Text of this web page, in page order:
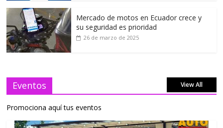
Mercado de motos en Ecuador crece y
su seguridad es prioridad
26 de marzo de 2025
Eventos View All
Promociona aquí tus eventos